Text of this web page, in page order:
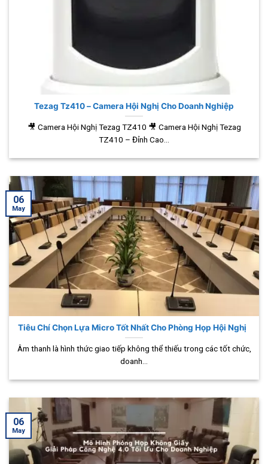
Tezag Tz410 – Camera Hội Nghị Cho Doanh Nghiệp
🎥 Camera Hội Nghị Tezag TZ410 🎥 Camera Hội Nghị Tezag
TZ410 – Đỉnh Cao...
Tiêu Chí Chọn Lựa Micro Tốt Nhất Cho Phòng Họp Hội Nghị
Âm thanh là hình thức giao tiếp không thể thiếu trong các tốt chức,
doanh...
06
May
06
May